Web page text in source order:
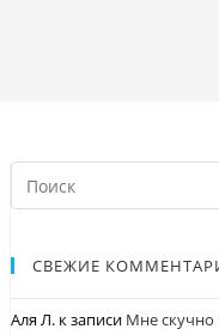
СВЕЖИЕ
Аля Л. к записи Мне